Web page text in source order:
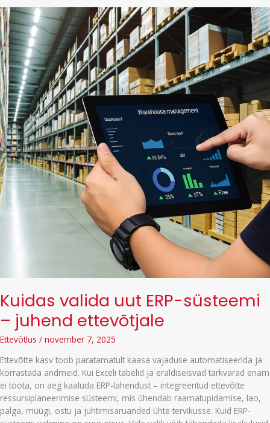
nõustamises
Kuidas valida uut ERP-süsteemi
– juhend ettevõtjale
Ettevõtlus / november 7, 2025
Ettevõtte kasv toob paratamatult kaasa vajaduse automatiseerida ja
korrastada andmeid. Kui Exceli tabelid ja eraldiseisvad tarkvarad enam
ei tööta, on aeg kaaluda ERP-lahendust – integreeritud ettevõtte
ressursiplaneerimise süsteemi, mis ühendab raamatupidamise, lao,
palga, müügi, ostu ja juhtimisaruanded ühte tervikusse. Kuid ERP-